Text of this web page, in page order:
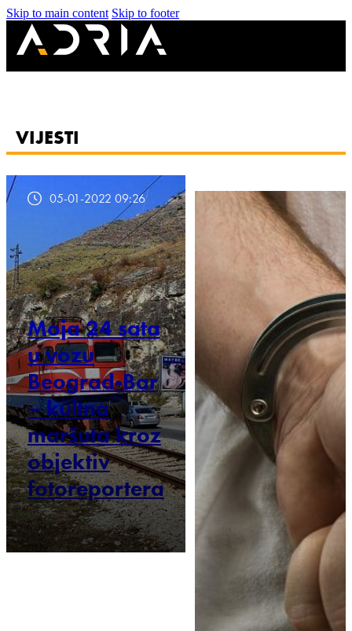
Skip to main content Skip to footer
VIJESTI
05-01-2022 09:26
Moja 24 sata
u vozu
Beograd-Bar
– kultna
maršuta kroz
objektiv
fotoreportera